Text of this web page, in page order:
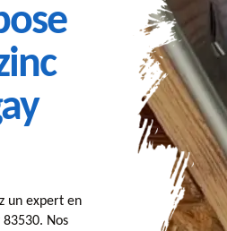
un expert en
Nos